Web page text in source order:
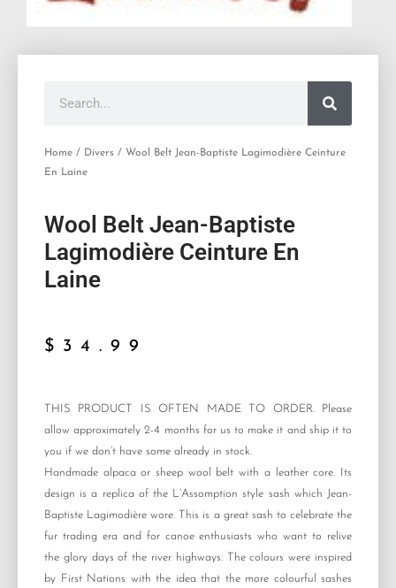
Home / Divers / Wool Belt Jean-Baptiste Lagimodière Ceinture
En Laine
Wool Belt Jean-Baptiste
Lagimodière Ceinture En
Laine
$ 34.99
THIS PRODUCT IS OFTEN MADE TO ORDER. Please
allow approximately 2-4 months for us to make it and ship it to
you if we don’t have some already in stock.
Handmade alpaca or sheep wool belt with a leather core. Its
design is a replica of the L’Assomption style sash which Jean-
Baptiste Lagimodière wore. This is a great sash to celebrate the
fur trading era and for canoe enthusiasts who want to relive
the glory days of the river highways. The colours were inspired
by First Nations with the idea that the more colourful sashes